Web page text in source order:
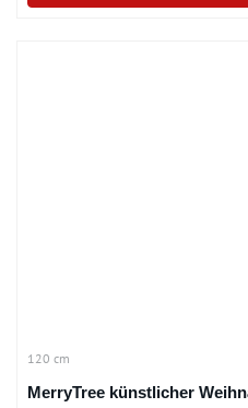
120 cm
MerryTree künstlicher